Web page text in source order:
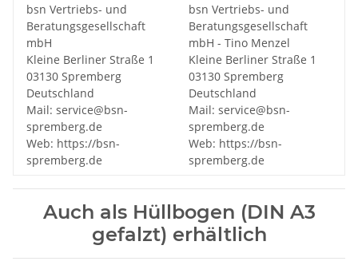
bsn Vertriebs- und
Beratungsgesellschaft
mbH
Kleine Berliner Straße 1
03130 Spremberg
Deutschland
Mail: service@bsn-
spremberg.de
Web: https://bsn-
spremberg.de
bsn Vertriebs- und
Beratungsgesellschaft
mbH - Tino Menzel
Kleine Berliner Straße 1
03130 Spremberg
Deutschland
Mail: service@bsn-
spremberg.de
Web: https://bsn-
spremberg.de
Auch als Hüllbogen (DIN A3
gefalzt) erhältlich